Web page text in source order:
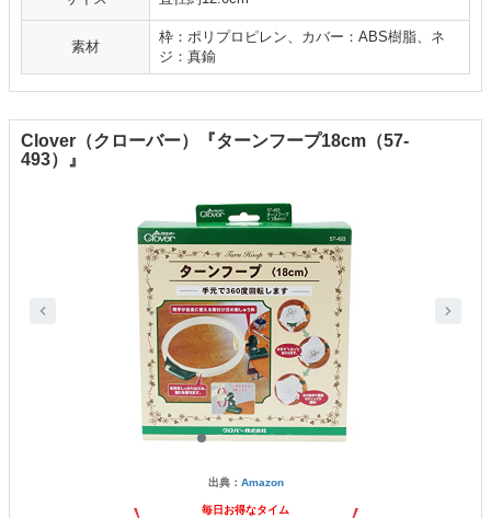
素材
枠：ポリプロピレン、カバー：ABS樹脂、ネ
ジ：真鍮
Clover（クローバー）『ターンフープ18cm（57-
493）』
出典： Amazon
毎日お得なタイム